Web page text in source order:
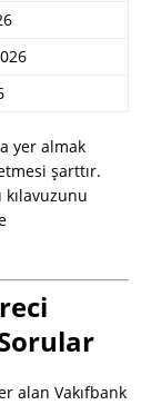
yer almak
şarttır.
alan Vakıfbank